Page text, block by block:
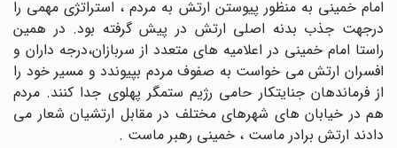
امام خمینی به منظور پیوستن ارتش به مردم ، استراتژی مهمی را
درجهت جذب بدنه اصلی ارتش در پیش گرفته بود. در همین
راستا امام خمینی در اعلامیه های متعدد از سربازان،درجه داران و
افسران ارتش می خواست به صفوف مردم بپیوندد و مسیر خود را
از فرماندهان جنایتکار حامی رژیم ستمگر پهلوی جدا کنند. مردم
هم در خیابان های شهرهای مختلف در مقابل ارتشیان شعار می
دادند ارتش برادر ماست ، خمینی رهبر ماست .